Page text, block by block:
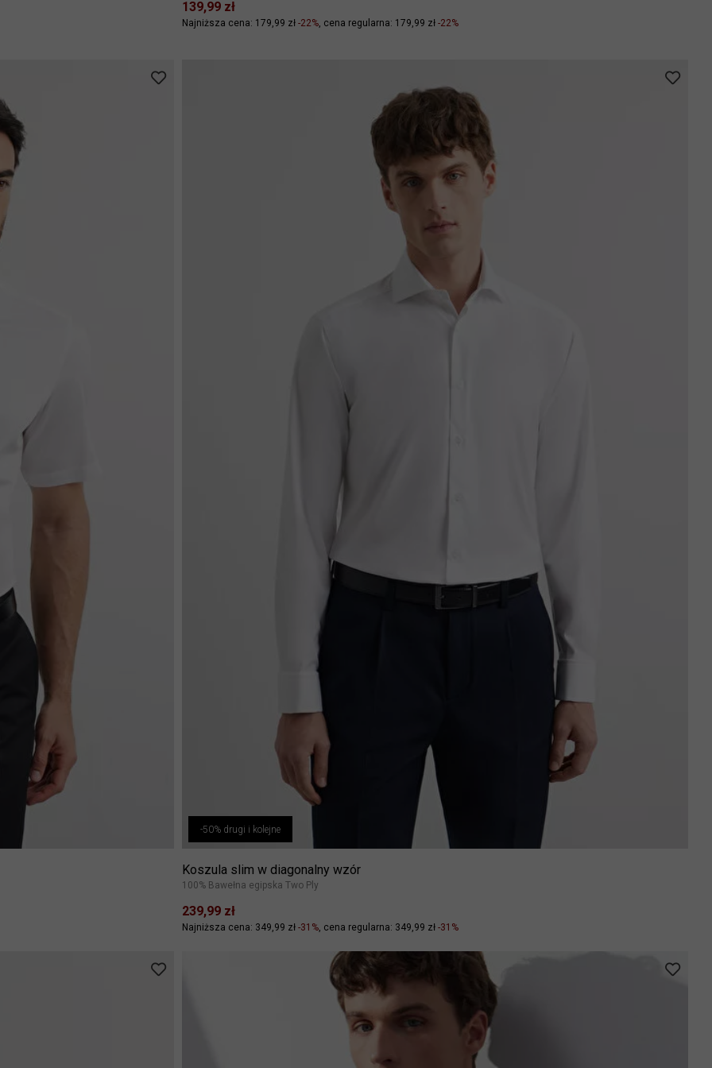
139,99 zł
Najniższa cena: 179,99 zł -22% cena regularna: 179,99 zł -22%
-50% drugi i kolejne
Koszula slim w diagonalny wzór
100% Bawełna egipska Two Ply
239,99 zł
Najniższa cena: 349,99 zł -31% cena regularna: 349,99 zł -31%